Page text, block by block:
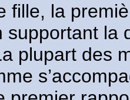
fille, la
supportant la
plupart des